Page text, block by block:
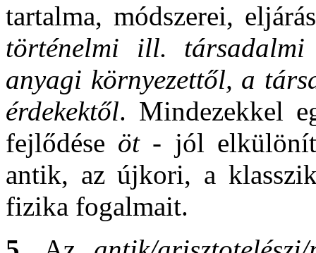
tartalma, módszerei,
történelmi ill.
anyagi környezettől, a
érdekektől. Mindezekkel
fejlődése öt- jól
antik, az újkori, a
fizika fogalmait.